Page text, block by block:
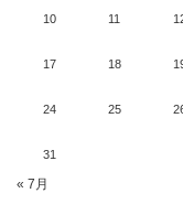
10 11
17 18
24 25
31
« 7月